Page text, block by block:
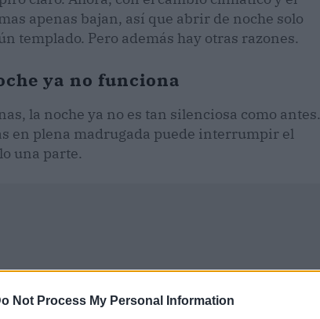
Not Process My Personal Information
apenas bajan, así que abrir de noche solo
templado. Pero además hay otras razones.
ya no funciona
la noche ya no es tan silenciosa como antes.
en plena madrugada puede interrumpir el
una parte.